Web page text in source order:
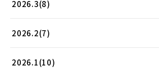
2026.3(8)
2026.2(7)
2026.1(10)